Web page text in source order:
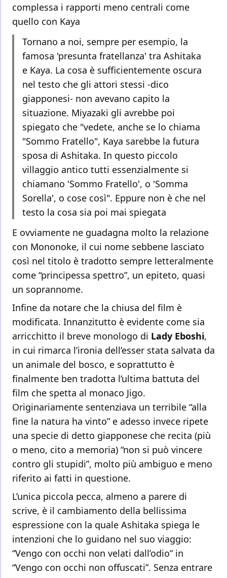
complessa i rapporti meno centrali come
quello con Kaya
Tornano a noi, sempre per esempio, la
famosa 'presunta fratellanza' tra Ashitaka
e Kaya. La cosa è sufficientemente oscura
nel testo che gli attori stessi -dico
giapponesi- non avevano capito la
situazione. Miyazaki gli avrebbe poi
spiegato che "vedete, anche se lo chiama
"Sommo Fratello", Kaya sarebbe la futura
sposa di Ashitaka. In questo piccolo
villaggio antico tutti essenzialmente si
chiamano 'Sommo Fratello', o 'Somma
Sorella', o cose così". Eppure non è che nel
testo la cosa sia poi mai spiegata
E ovviamente ne guadagna molto la relazione
con Mononoke, il cui nome sebbene lasciato
così nel titolo è tradotto sempre letteralmente
come “principessa spettro”, un epiteto, quasi
un soprannome.
Infine da notare che la chiusa del film è
modificata. Innanzitutto è evidente come sia
arricchitto il breve monologo di Lady Eboshi,
in cui rimarca l’ironia dell’esser stata salvata da
un animale del bosco, e soprattutto è
finalmente ben tradotta l’ultima battuta del
film che spetta al monaco Jigo.
Originariamente sentenziava un terribile “alla
fine la natura ha vinto” e adesso invece ripete
una specie di detto giapponese che recita (più
o meno, cito a memoria) “non si può vincere
contro gli stupidi”, molto più ambiguo e meno
riferito ai fatti in questione.
L’unica piccola pecca, almeno a parere di
scrive, è il cambiamento della bellissima
espressione con la quale Ashitaka spiega le
intenzioni che lo guidano nel suo viaggio:
“Vengo con occhi non velati dall’odio” in
“Vengo con occhi non offuscati”. Senza entrare